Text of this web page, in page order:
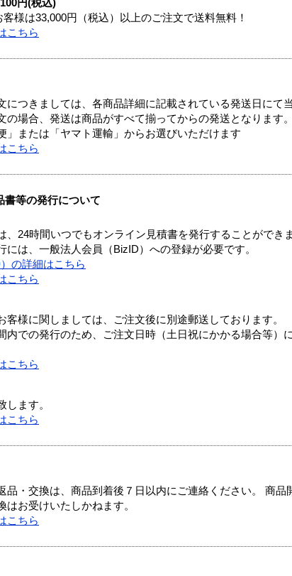
円(税込)
様は33,000円（税込）以上のご注文で送料無料！
こちら
につきましては、各商品詳細に記載されている発送日にて
の場合、発送は商品がすべて揃ってからの発送となります。
」または「ヤマト運輸」からお選びいただけます
こちら
書等の発行について
、24時間いつでもオンライン見積書を発行することができま
は、一般法人会員（BizID）への登録が必要です。
の詳細はこちら
こちら
客様に関しましては、ご注文後に別途郵送しております。
内での発行のため、ご注文日時（土日祝にかかる場合等）
こちら
します。
こちら
品・交換は、商品到着後７日以内にご連絡ください。 商
お受けいたしかねます。
こちら